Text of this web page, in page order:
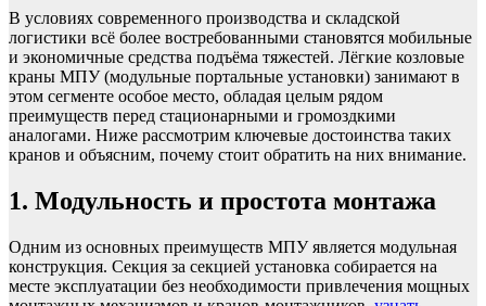
В условиях современного производства и складской
логистики всё более востребованными становятся мобильные
и экономичные средства подъёма тяжестей. Лёгкие козловые
краны МПУ (модульные портальные установки) занимают в
этом сегменте особое место, обладая целым рядом
преимуществ перед стационарными и громоздкими
аналогами. Ниже рассмотрим ключевые достоинства таких
кранов и объясним, почему стоит обратить на них внимание.
1. Модульность и простота монтажа
Одним из основных преимуществ МПУ является модульная
конструкция. Секция за секцией установка собирается на
месте эксплуатации без необходимости привлечения мощных